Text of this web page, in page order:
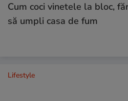
Cum coci vinetele la bloc,
să umpli casa de fum
Lifestyle